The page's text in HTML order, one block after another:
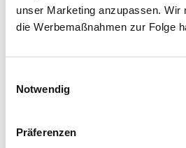
unser Marketing anzupassen. Wir
die Werbemaßnahmen zur Folge
Notwendig
Präferenzen
WEICHSPÜLER